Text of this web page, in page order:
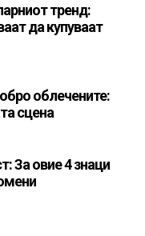
тренд:
да купуваат
облечените:
сцена
За овие 4 знаци